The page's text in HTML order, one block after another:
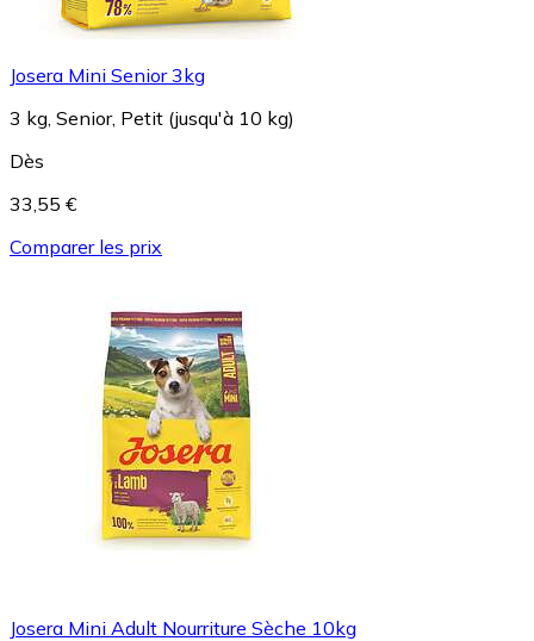
Josera Mini Senior 3kg
3 kg, Senior, Petit (jusqu'à 10 kg)
Dès
33,55 €
Comparer les prix
Josera Mini Adult Nourriture Sèche 10kg